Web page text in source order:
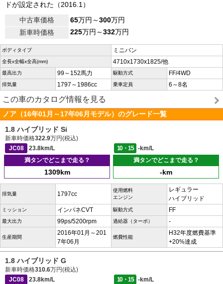
ドが設定された（2016.1）
中古車価格
65万円～300万円
新車時価格
225万円～332万円
ボディタイプ ミニバン
全長x全幅x全高(mm) 4710x1730x1825/他
最高出力 99～152馬力 駆動方式 FF/4WD
排気量 1797～1986cc 乗車定員 6～8名
この車のカタログ情報を見る
ノア（16年01月～17年06月モデル）のグレード一覧
1.8 ハイブリッド Si
新車時価格322.9万円(税込)
JC08
23.8km/L 10・15
-km/L
満タンでどこまで走る？
1309km
満タンでどこまで走る？
-km
排気量 1797cc
使用燃料
エンジン
レギュラー
ハイブリッド
ミッション インパネCVT 駆動方式 FF
最大出力 99ps/5200rpm 過給器（ターボ） -
生産期間
2016年01月～201
7年06月
燃費性能
H32年度燃費基準
+20%達成
1.8 ハイブリッド G
新車時価格310.6万円(税込)
JC08
23.8km/L 10・15
-km/L